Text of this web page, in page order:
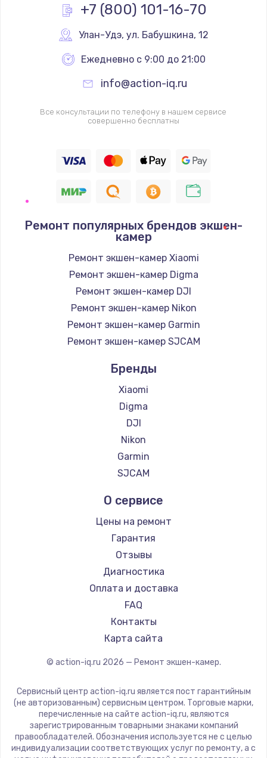
Замена реле
Замена термопредохранителя
700 руб.
Заказать
2500 руб.
1400 руб.
Заказать
Замена / ремонт электронного модуля
Заказать
1100 руб.
Заказать
Замена платы сенсора
900 руб.
Заказать
900 руб.
Заказать
Замена сенсорного датчика
Заказать
Замена сигнальной лампы
1200 руб.
1500 руб.
Заказать
Замена температурного датчика
+7 (800) 101-16-70
Улан-Удэ, ул. Бабушкина, 12
Ежедневно с 9:00 до 21:00
info@action-iq.ru
Все консультации по телефону в нашем сервисе
совершенно бесплатны
Ремонт популярных брендов экшен-
камер
Ремонт экшен-камер Xiaomi
Ремонт экшен-камер Digma
Ремонт экшен-камер DJI
Ремонт экшен-камер Nikon
Ремонт экшен-камер Garmin
Ремонт экшен-камер SJCAM
Бренды
Xiaomi
Digma
DJI
Nikon
Garmin
SJCAM
О сервисе
Цены на ремонт
Гарантия
Отзывы
Диагностика
Оплата и доставка
FAQ
Контакты
Карта сайта
© action-iq.ru 2026 — Ремонт экшен-камер.
Сервисный центр action-iq.ru является пост гарантийным
(не авторизованным) сервисным центром. Торговые марки,
перечисленные на сайте action-iq.ru, являются
зарегистрированным товарными знаками компаний
правообладателей. Обозначения используется не с целью
индивидуализации соответствующих услуг по ремонту, а с